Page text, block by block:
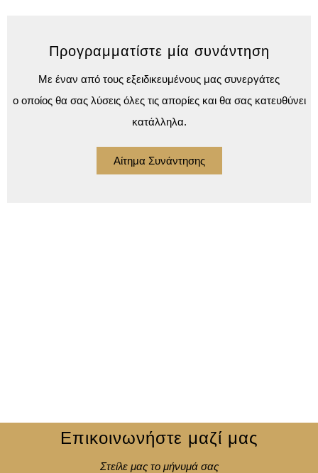
Προγραμματίστε μία συνάντηση
Με έναν από τους εξειδικευμένους μας συνεργάτες
ο οποίος θα σας λύσεις όλες τις απορίες και θα σας κατευθύνει
κατάλληλα.
Αίτημα Συνάντησης
Επικοινωνήστε μαζί μας
Στείλε μας το μήνυμά σας